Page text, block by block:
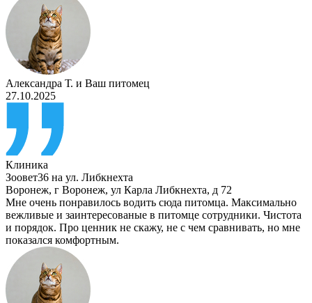
Александра Т. и Ваш питомец
27.10.2025
Клиника
Зоовет36 на ул. Либкнехта
Воронеж, г Воронеж, ул Карла Либкнехта, д 72
Мне очень понравилось водить сюда питомца. Максимально
вежливые и заинтересованые в питомце сотрудники. Чистота
и порядок. Про ценник не скажу, не с чем сравнивать, но мне
показался комфортным.